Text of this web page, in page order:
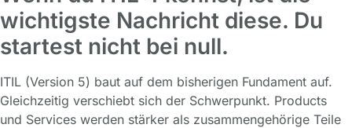
wichtigste Nachricht diese. Du
startest nicht bei null.
ITIL (Version 5) baut auf dem bisherigen Fundament auf.
Gleichzeitig verschiebt sich der Schwerpunkt. Products
und Services werden stärker als zusammengehörige Teile